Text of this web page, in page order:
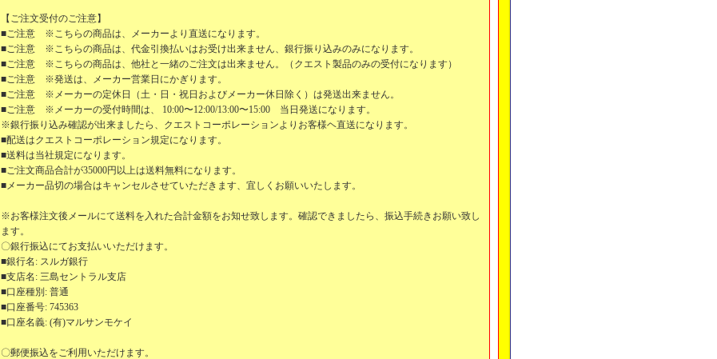
【ご注文受付のご注意】
■ご注意 ※こちらの商品は、メーカーより直送になります。
■ご注意 ※こちらの商品は、代金引換払いはお受け出来ません、銀行振り込みのみになります。
■ご注意 ※こちらの商品は、他社と一緒のご注文は出来ません。（クエスト製品のみの受付になります）
■ご注意 ※発送は、メーカー営業日にかぎります。
■ご注意 ※メーカーの定休日（土・日・祝日およびメーカー休日除く）は発送出来ません。
■ご注意 ※メーカーの受付時間は、 10:00〜12:00/13:00〜15:00 当日発送になります。
※銀行振り込み確認が出来ましたら、クエストコーポレーションよりお客様ヘ直送になります。
■配送はクエストコーポレーション規定になります。
■送料は当社規定になります。
■ご注文商品合計が35000円以上は送料無料になります。
■メーカー品切の場合はキャンセルさせていただきます、宜しくお願いいたします。
※お客様注文後メールにて送料を入れた合計金額をお知せ致します。確認できましたら、振込手続きお願い致し
ます。
〇銀行振込にてお支払いいただけます。
■銀行名: スルガ銀行
■支店名: 三島セントラル支店
■口座種別: 普通
■口座番号: 745363
■口座名義: (有)マルサンモケイ
〇郵便振込をご利用いただけます。